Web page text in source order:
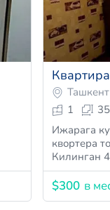
Ташкент
1
Ижарага
квортера
Килинган
$300 в